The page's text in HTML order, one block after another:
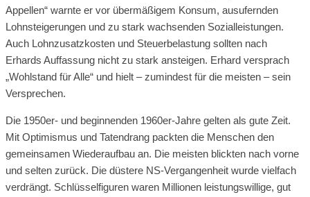
Appellen“ warnte er vor übermäßigem Konsum, ausufernden
Lohnsteigerungen und zu stark wachsenden Sozialleistungen.
Auch Lohnzusatzkosten und Steuerbelastung sollten nach
Erhards Auffassung nicht zu stark ansteigen. Erhard versprach
„Wohlstand für Alle“ und hielt – zumindest für die meisten – sein
Versprechen.
Die 1950er- und beginnenden 1960er-Jahre gelten als gute Zeit.
Mit Optimismus und Tatendrang packten die Menschen den
gemeinsamen Wiederaufbau an. Die meisten blickten nach vorne
und selten zurück. Die düstere NS-Vergangenheit wurde vielfach
verdrängt. Schlüsselfiguren waren Millionen leistungswillige, gut